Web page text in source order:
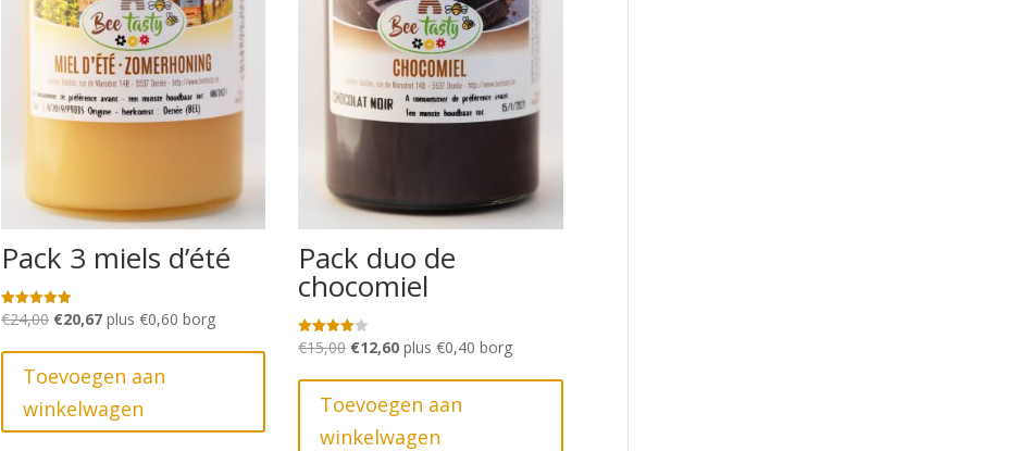
Pack 3 miels d’été
Gewaardeerd
5.00
€24,00 Oorspronkelijke
was:
€24,00.
€20,67Huidige
is:
€20,67.
plus €0,60 borg
Toevoegen aan
winkelwagen
Pack duo de
chocomiel
Gewaarde
erd
uit 5
€15,00 Oorspronkelijke
was:
€15,00.
€12,60Huidige
is:
€12,60.
plus€0,40 borg
Toevoegen aan
winkelwagen